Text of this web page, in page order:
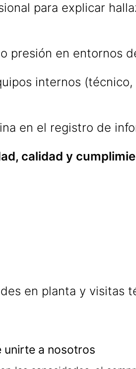
para explicar
presión en entornos
internos
en el registro de
calidad y
en planta y visitas
unirte a nosotros